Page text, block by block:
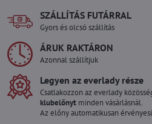
SZÁLLÍTÁS FUTÁRRAL
Gyors és olcsó szállítás
ÁRUK RAKTÁRON
Azonnal szállítjuk
Legyen az everlady része
Csatlakozzon az everlady
klubelőnyt minden vásárlásnál.
Az előny automatikusan